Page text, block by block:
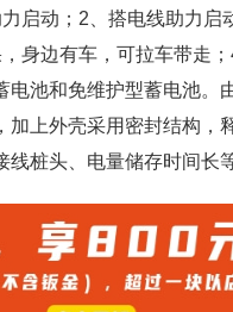
启动；2、搭电线助力
身边有车，可拉车带走
池和免维护型蓄电池。
上外壳采用密封结构，
桩头、电量储存时间长